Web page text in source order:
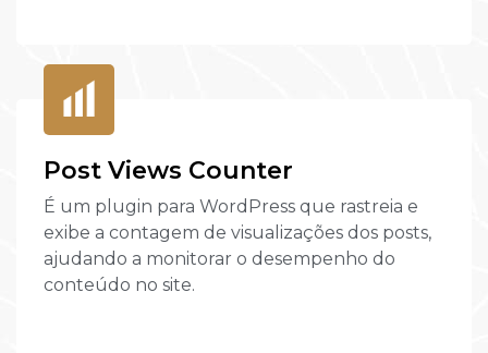
Post Views Counter
É um plugin para WordPress que rastreia e
exibe a contagem de visualizações dos posts,
ajudando a monitorar o desempenho do
conteúdo no site.